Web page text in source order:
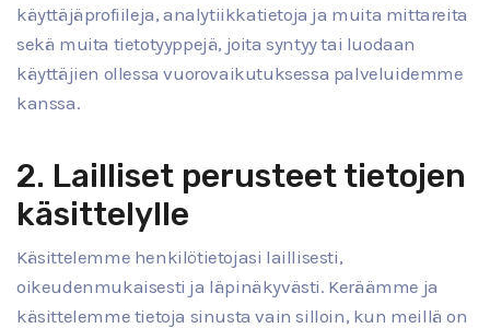
käyttäjäprofiileja, analytiikkatietoja ja muita mittareita
sekä muita tietotyyppejä, joita syntyy tai luodaan
käyttäjien ollessa vuorovaikutuksessa palveluidemme
kanssa.
2. Lailliset perusteet tietojen
käsittelylle
Käsittelemme henkilötietojasi laillisesti,
oikeudenmukaisesti ja läpinäkyvästi. Keräämme ja
käsittelemme tietoja sinusta vain silloin, kun meillä on